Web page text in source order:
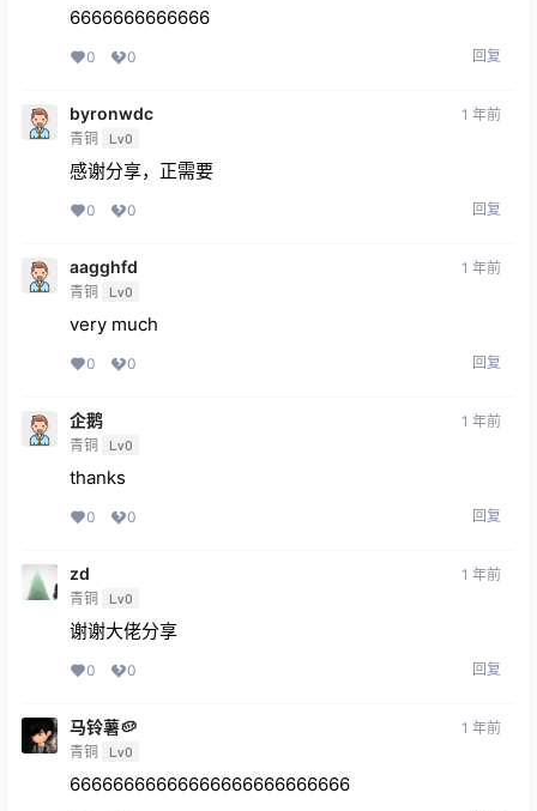
6666666666666
0 0 回复
byronwdc
青铜 Lv0
1 年前
感谢分享，正需要
0 0 回复
aagghfd
青铜 Lv0
1 年前
very much
0 0 回复
企鹅
青铜 Lv0
1 年前
thanks
0 0 回复
zd
青铜 Lv0
1 年前
谢谢大佬分享
0 0 回复
马铃薯🥔
青铜 Lv0
1 年前
66666666666666666666666666